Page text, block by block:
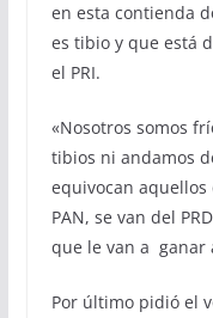
en esta contienda
es tibio y que está
el PRI.
«Nosotros somos
tibios ni andamos
equivocan
PAN, se van del
que le van a ganar
Por último pidió el